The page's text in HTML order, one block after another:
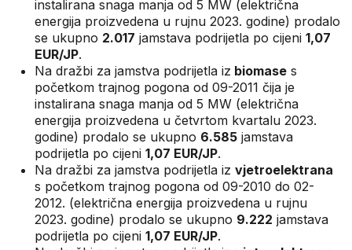
instalirana snaga manja od 5 MW (električna
energija proizvedena u rujnu 2023. godine) prodalo
se ukupno 2.017 jamstava podrijetla po cijeni 1,07
EUR/JP.
Na dražbi za jamstva podrijetla iz biomase s
početkom trajnog pogona od 09-2011 čija je
instalirana snaga manja od 5 MW (električna
energija proizvedena u četvrtom kvartalu 2023.
godine) prodalo se ukupno 6.585 jamstava
podrijetla po cijeni 1,07 EUR/JP.
Na dražbi za jamstva podrijetla iz vjetroelektrana
s početkom trajnog pogona od 09-2010 do 02-
2012. (električna energija proizvedena u rujnu
2023. godine) prodalo se ukupno 9.222 jamstava
podrijetla po cijeni 1,07 EUR/JP.